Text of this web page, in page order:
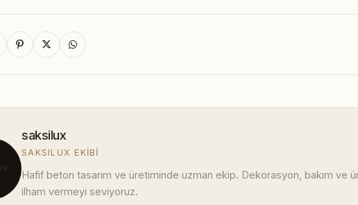
saksilux
SAKSILUX EKIBI
Hafif beton tasarım ve üretiminde uzman ekip. Dekorasyon, bakım ve
ilham vermeyi seviyoruz.